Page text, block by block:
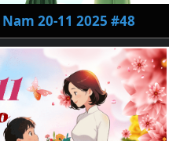
20-11 2025 #48